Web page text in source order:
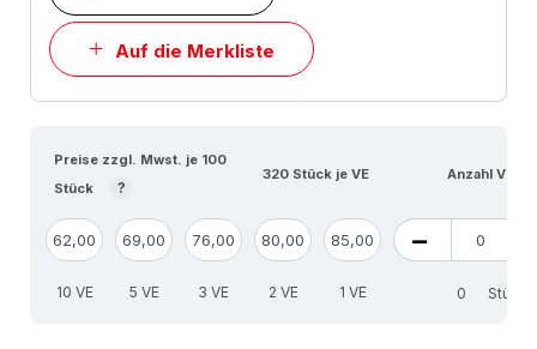
Auf die Merkliste
Preise zzgl. Mwst. je 100
Stück
?
320 Stück je VE Anzahl VE
62,00 69,00 76,00 80,00 85,00
10 VE 5 VE 3 VE 2 VE 1 VE Stück